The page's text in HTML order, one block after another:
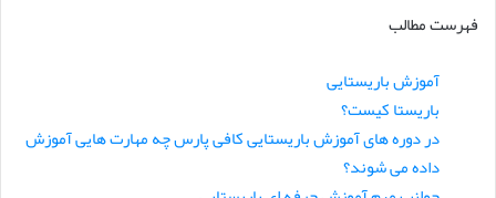
ی
م
ی
ل
فهرست مطالب
آموزش باریستایی
باریستا کیست؟
در دوره های آموزش باریستایی کافی پارس چه مهارت هایی آموزش
داده می شوند؟